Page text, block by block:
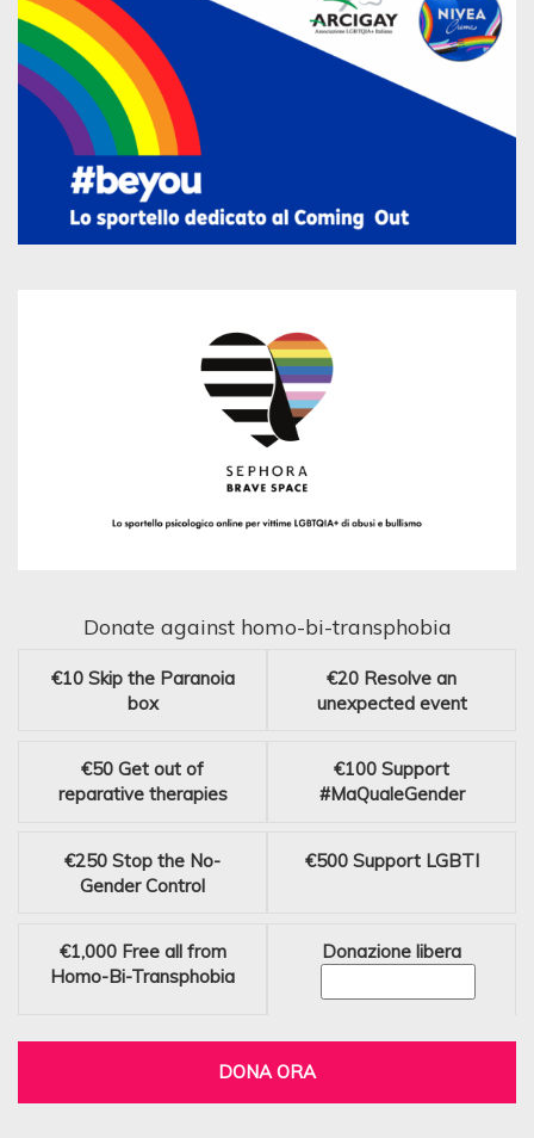
Donate against homo-bi-transphobia
€10 Skip the Paranoia
box
€20 Resolve an
unexpected event
€50 Get out of
reparative therapies
€100 Support
#MaQualeGender
€250 Stop the No-
Gender Control
€500 Support LGBTI
€1,000 Free all from
Homo-Bi-Transphobia
Donazione libera
DONA ORA